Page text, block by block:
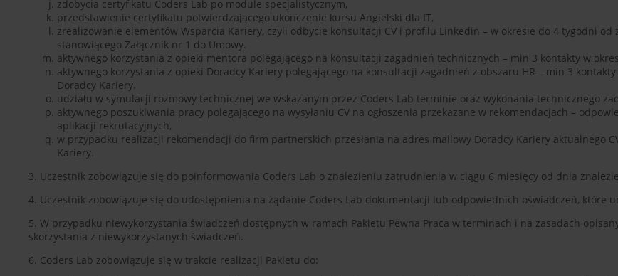
zdobycia certyfikatu Coders Lab po module specjalistycznym,
przedstawienie certyfikatu potwierdzającego ukończenie kursu Angielski dla IT,
zrealizowanie elementów Wsparcia Kariery, czyli odbycie konsultacji CV i profilu Linkedin – w okresie do 4 tygodni
stanowiącego Załącznik nr 1 do Umowy.
aktywnego korzystania z opieki mentora polegającego na konsultacji zagadnień technicznych – min 3 kontakty w
aktywnego korzystania z opieki Doradcy Kariery polegającego na konsultacji zagadnień z obszaru HR – min 3
Doradcy Kariery.
udziału w symulacji rozmowy technicznej we wskazanym przez Coders Lab terminie oraz wykonania technicznego
aktywnego poszukiwania pracy polegającego na wysyłaniu CV na ogłoszenia przekazane w rekomendacjach –
aplikacji rekrutacyjnych,
w przypadku realizacji rekomendacji do firm partnerskich przesłania na adres mailowy Doradcy Kariery aktualnego
Kariery.
3. Uczestnik zobowiązuje się do poinformowania Coders Lab o znalezieniu zatrudnienia w ciągu 6 miesięcy od dnia
4. Uczestnik zobowiązuje się do udostępnienia na żądanie Coders Lab dokumentacji lub odpowiednich oświadczeń, które
5. W przypadku niewykorzystania świadczeń dostępnych w ramach Pakietu Pewna Praca w terminach i na zasadach
skorzystania z niewykorzystanych świadczeń.
6. Coders Lab zobowiązuje się w trakcie realizacji Pakietu do: